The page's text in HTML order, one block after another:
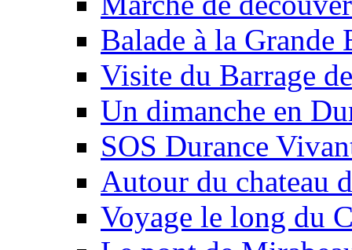
Balade à la Grande
Visite du Barrage
Un dimanche en
SOS Durance
Autour du chateau
Voyage le long du